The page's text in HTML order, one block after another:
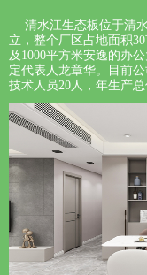
清水江生态板位于清
立，整个厂区占地面积
及1000平方米安逸的办
定代表人龙章华。目前
技术人员20人，年生产总